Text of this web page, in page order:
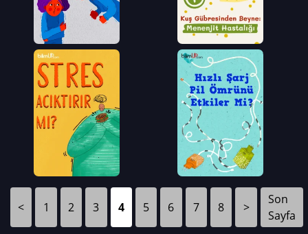
< 1 2 3 4 5 6 7 8 >
Son
Sayfa